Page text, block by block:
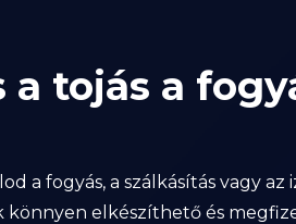
tojás a
a fogyás, a szálkásítás vagy az
könnyen elkészíthető és